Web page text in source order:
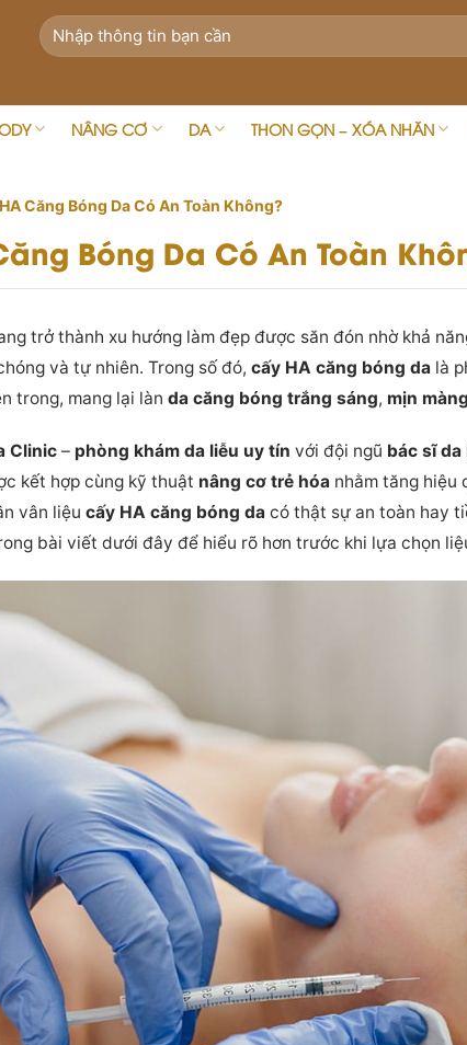
NÂNG CƠ DA THON GỌN – XÓA NHĂN
Căng Bóng Da Có An Toàn Không?
Bóng Da Có An Toàn
trở thành xu hướng làm đẹp được săn đón nhờ khả
và tự nhiên. Trong số đó,cấy HA căng bóng da là
trong, mang lại lànda căng bóng trắng sáng, mịn màng
Clinic – phòng khám da liễu uy tín với đội ngũ bác sĩ
kết hợp cùng kỹ thuật nâng cơ trẻ hóa nhằm tăng hiệu
vân liệucấy HA căng bóng da có thật sự an toàn hay
bài viết dưới đây để hiểu rõ hơn trước khi lựa chọn